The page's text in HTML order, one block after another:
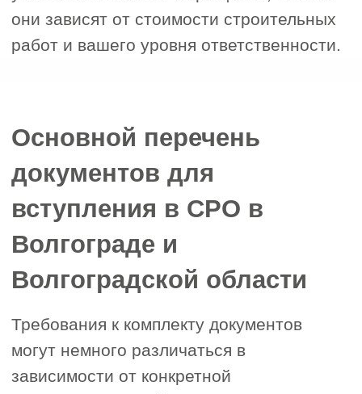
уточнить:
Размер вступительного взноса
Прозрачность расчётов — наличие
открытой и понятной финансовой
политики говорит о честности и
порядочности организации.
3. Специализация и соответствие
профилю вашей деятельности
Проверьте, включены ли
нужные вам виды работ в
СРО.
Некоторые организации
строительство, другие — на